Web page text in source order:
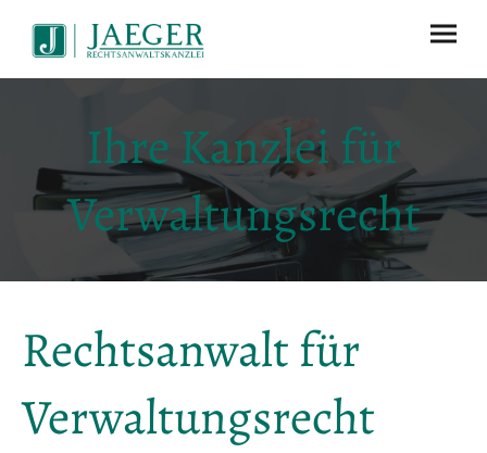
Ihre Kanzlei für
Verwaltungsrecht
Rechtsanwalt für
Verwaltungsrecht